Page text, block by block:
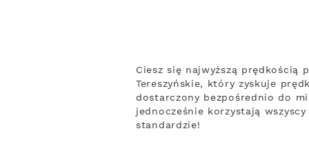
Ciesz się najwyższą prędkością
Tereszyńskie, który zyskuje
dostarczony bezpośrednio do
jednocześnie korzystają
standardzie!